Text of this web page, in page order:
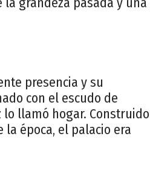
presencia y su
con el escudo de
llamó hogar. Construido
época, el palacio era